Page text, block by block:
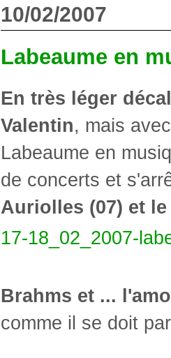
10/02/2007
Labeaume en
En très léger
Valentin, mais
Labeaume en
de concerts et
Auriolles (07) et
17-18_02_2007-
Brahms et ...
comme il se doit